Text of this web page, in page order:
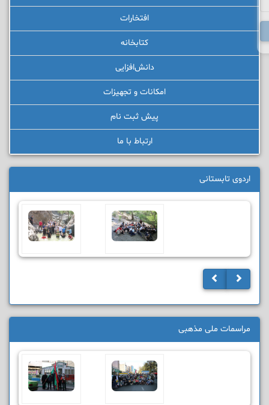
افتخارات
کتابخانه
دانش‌افزایی
امکانات و تجهیزات
پیش ثبت نام
ارتباط با ما
اردوی تابستانی
مراسمات ملی مذهبی